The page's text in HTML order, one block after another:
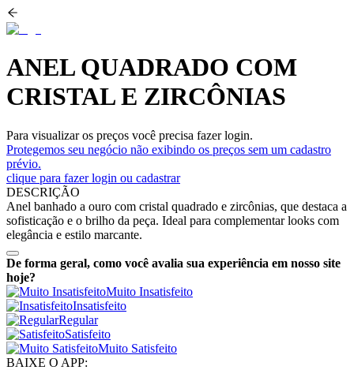
ANEL QUADRADO COM
CRISTAL E ZIRCÔNIAS
Para visualizar os preços você precisa fazer login.
Protegemos seu negócio não exibindo os preços sem um cadastro
prévio.
clique para fazer login ou cadastrar
DESCRIÇÃO
Anel banhado a ouro com cristal quadrado e zircônias, que destaca a
sofisticação e o brilho da peça. Ideal para complementar looks com
elegância e estilo marcante.
De forma geral, como você avalia sua experiência em nosso site
hoje?
Muito Insatisfeito
Insatisfeito
Regular
Satisfeito
Muito Satisfeito
BAIXE O APP: